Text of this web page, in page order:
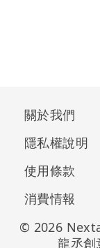
關於我們
隱私權說明
使用條款
消費情報
© 2026
龍丞創